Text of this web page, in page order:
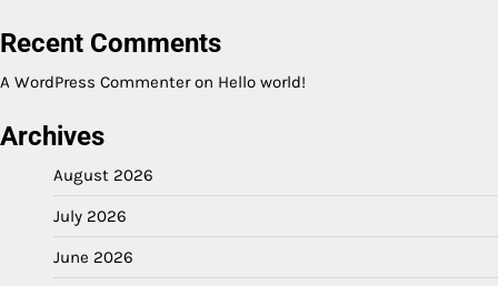
Recent Comments
A WordPress Commenteron Hello world!
Archives
August 2026
July 2026
June 2026